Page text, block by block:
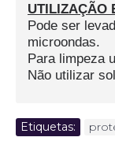
UTILIZAÇÃO
Pode ser
microondas.
Para limpeza
Não utilizar
Etiquetas: